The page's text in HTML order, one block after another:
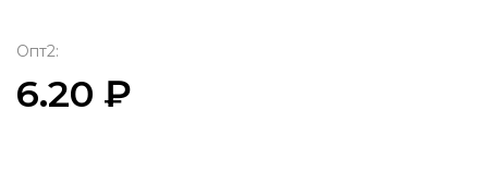
Опт2:
6.20 ₽